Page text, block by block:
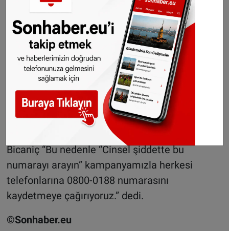
stijgen. We zien dit jaar tot nu toe zelfs
een toename van 60% in het aantal
slachtoffers van seksueel geweld dat hulp
vraagt bij het CSG.
Zie:https://t.co/R4CVoig00u
— Centrum Seks. Geweld (@CSG_08000188)
November 16, 2022
Bicaniç “Bu nedenle “Cinsel şiddette bu
numarayı arayın” kampanyamızla herkesi
telefonlarına 0800-0188 numarasını
kaydetmeye çağırıyoruz.” dedi.
©Sonhaber.eu